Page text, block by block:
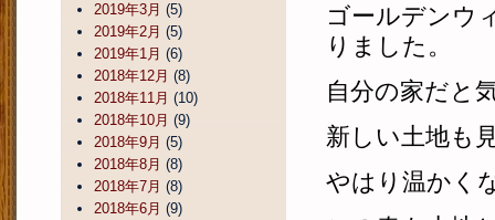
ゴールデンウ
りました。
自分の家だと
新しい土地も
やはり温かく
2019年3月 (5)
2019年2月 (5)
2019年1月 (6)
2018年12月 (8)
2018年11月 (10)
2018年10月 (9)
2018年9月 (5)
2018年8月 (8)
2018年7月 (8)
2018年6月 (9)